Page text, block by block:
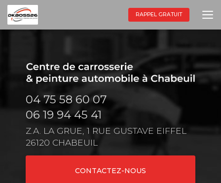
Aller
au
contenu
principal
RAPPEL GRATUIT
04 75 58 60 07
06 19 94 45 41
Z.A. LA GRUE, 1 RUE GUSTAVE EIFFEL
26120 CHABEUIL
CONTACTEZ-NOUS